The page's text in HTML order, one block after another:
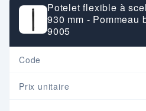
Potelet flexible à
930 mm - Pommeau
9005
Code
Prix unitaire